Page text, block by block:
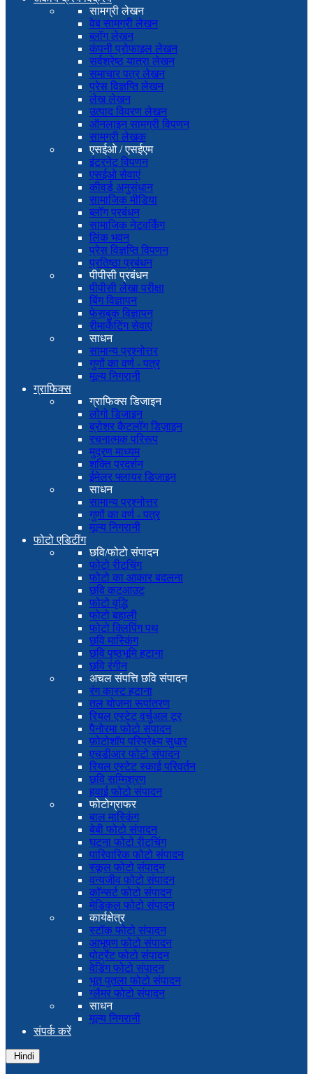
सामग्री लेखन
वेब सामग्री लेखन
ब्लॉग लेखन
कंपनी प्रोफाइल लेखन
सर्वश्रेष्ठ यात्रा लेखन
समाचार पत्र लेखन
प्रेस विज्ञप्ति लेखन
लेख लेखन
उत्पाद विवरण लेखन
ऑनलाइन सामग्री विपणन
सामग्री लेखक
एसईओ / एसईएम
इंटरनेट विपणन
एसईओ सेवाएं
कीवर्ड अनुसंधान
सामाजिक मीडिया
ब्लॉग प्रबंधन
सामाजिक नेटवर्किंग
लिंक भवन
प्रेस विज्ञप्ति विपणन
प्रतिष्ठा प्रबंधन
पीपीसी प्रबंधन
पीपीसी लेखा परीक्षा
बिंग विज्ञापन
फेसबुक विज्ञापन
रीमार्केटिंग सेवाएं
साधन
सामान्य प्रश्नोत्तर
गुणों का वर्ण - पत्र
मूल्य निगरानी
ग्राफिक्स
ग्राफिक्स डिजाइन
लोगो डिजाइन
ब्रोशर कैटलॉग डिज़ाइन
रचनात्मक परिरूप
मुद्रण माध्यम
शक्ति प्रदर्शन
ईमेलर फ्लायर डिजाइन
साधन
सामान्य प्रश्नोत्तर
गुणों का वर्ण - पत्र
मूल्य निगरानी
फोटो एडिटींग
छवि/फोटो संपादन
फोटो रीटचिंग
फोटो का आकार बदलना
छवि कटआउट
फोटो वृद्धि
फोटो बहाली
फोटो क्लिपिंग पथ
छवि मास्किंग
छवि पृष्ठभूमि हटाना
छवि रंगीन
अचल संपत्ति छवि संपादन
रंग कास्ट हटाना
तल योजना रूपांतरण
रियल एस्टेट वर्चुअल टूर
पैनोरमा फोटो संपादन
फ़ोटोशॉप परिप्रेक्ष्य सुधार
एचडीआर फोटो संपादन
रियल एस्टेट स्काई परिवर्तन
छवि सम्मिश्रण
हवाई फोटो संपादन
फोटोग्राफर
बाल मास्किंग
बेबी फोटो संपादन
घटना फोटो रीटचिंग
पारिवारिक फोटो संपादन
स्कूल फोटो संपादन
वन्यजीव फोटो संपादन
कॉन्सर्ट फोटो संपादन
मेडिकल फोटो संपादन
कार्यक्षेत्र
स्टॉक फोटो संपादन
आभूषण फोटो संपादन
पोर्ट्रेट फोटो संपादन
वेडिंग फोटो संपादन
भूत पुतला फोटो संपादन
ग्लैमर फोटो संपादन
साधन
मूल्य निगरानी
संपर्क करें
Hindi